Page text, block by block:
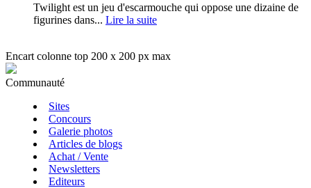
Twilight est un jeu d'escarmouche qui oppose une dizaine de
figurines dans... Lire la suite
Encart colonne top 200 x 200 px max
Communauté
Sites
Concours
Galerie photos
Articles de blogs
Achat / Vente
Newsletters
Editeurs